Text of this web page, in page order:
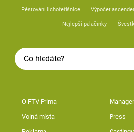
Pěstování lichořeřišnice Výpočet
Nejlepší palačinky
O FTV Prima
Volná místa Press